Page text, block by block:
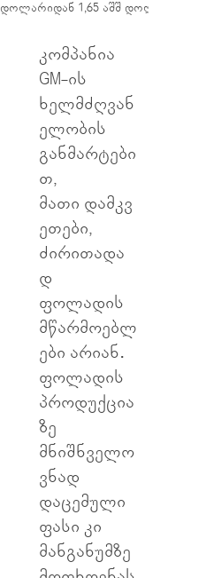
1,65 აშშ დოლარამდე
კომპანია
GM-ის
ხელმძღვან
ელობის
განმარტები
თ,
მათი დამკვ
ეთები,
ძირითადა
დ
ფოლადის
მწარმოებლ
ები არიან.
ფოლადის
პროდუქცია
ზე
მნიშნველო
ვნად
დაცემული
ფასი კი
მანგანუმზე